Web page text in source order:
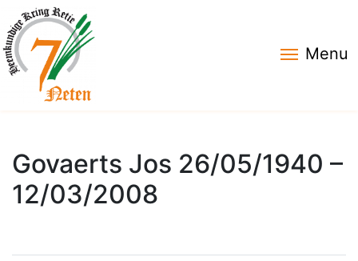
Menu
Govaerts Jos 26/05/1940 –
12/03/2008